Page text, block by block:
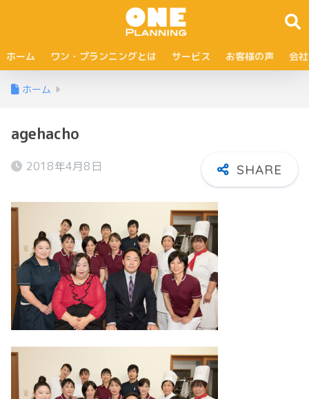
ホーム ワン・プランニングとは サービス お客様の声 会
ホーム
agehacho
2018年4月8日